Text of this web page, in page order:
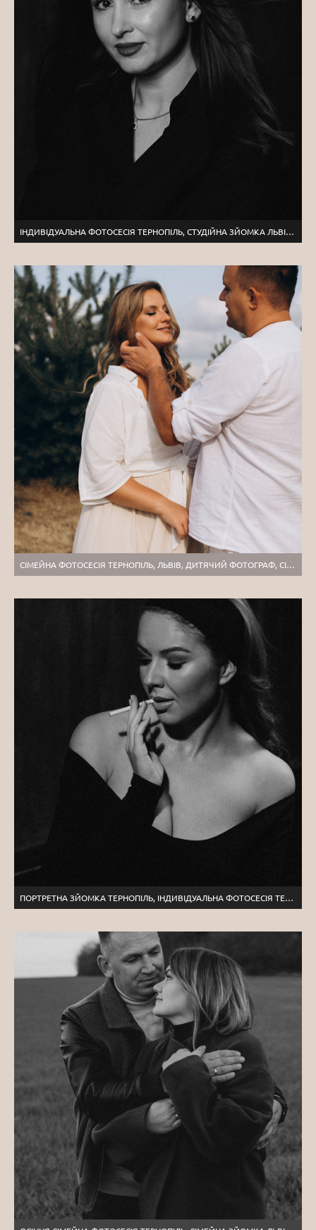
ІНДИВІДУАЛЬНА ФОТОСЕСІЯ ТЕРНОПІЛЬ, СТУДІЙНА ЗЙОМКА ЛЬВІВ, ФОТОСЕСІЯ ДНЯ НАРОДЖЕННЯ ТЕРНОПІЛЬ
СІМЕЙНА ФОТОСЕСІЯ ТЕРНОПІЛЬ, ЛЬВІВ, ДИТЯЧИЙ ФОТОГРАФ, СІМЕЙНИЙ ФОТОГРАФ ТЕРНОПІЛЬ ЛЬВІВ
ПОРТРЕТНА ЗЙОМКА ТЕРНОПІЛЬ, ІНДИВІДУАЛЬНА ФОТОСЕСІЯ ТЕРНОПІЛЬ, СТУДІЙНА ЗЙОМКА ЛЬВІВ